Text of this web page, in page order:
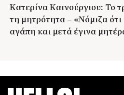
Κατερίνα Καινούργιου: Το
τη μητρότητα – «Νόμιζα ότι
αγάπη και μετά έγινα